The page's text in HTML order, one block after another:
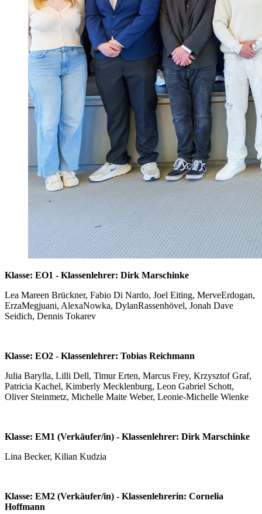
Klasse: EO1 - Klassenlehrer: Dirk Marschinke
Lea Mareen Brückner, Fabio Di Nardo, Joel Eiting, MerveErdogan,
ErzaMegjuani, AlexaNowka, DylanRassenhövel, Jonah Dave
Seidich, Dennis Tokarev
Klasse: EO2 - Klassenlehrer: Tobias Reichmann
Julia Barylla, Lilli Dell, Timur Erten, Marcus Frey, Krzysztof Graf,
Patricia Kachel, Kimberly Mecklenburg, Leon Gabriel Schott,
Oliver Steinmetz, Michelle Maite Weber, Leonie-Michelle Wienke
Klasse: EM1 (Verkäufer/in) - Klassenlehrer: Dirk Marschinke
Lina Becker, Kilian Kudzia
Klasse: EM2 (Verkäufer/in) - Klassenlehrerin: Cornelia
Hoffmann